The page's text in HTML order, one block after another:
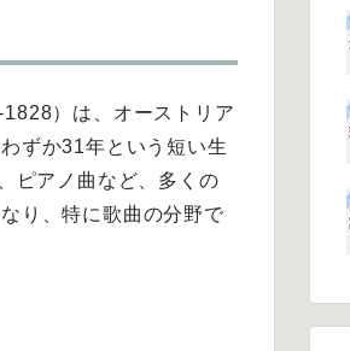
）は、オーストリア
ずか31年という短い生
ピアノ曲など、多くの
り、特に歌曲の分野で